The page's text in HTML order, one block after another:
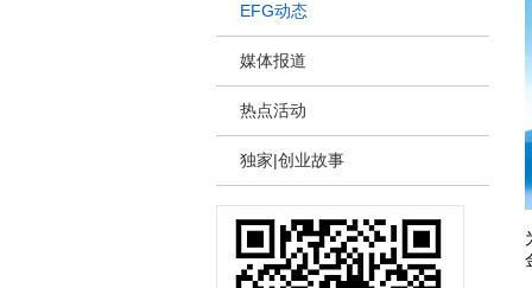
EFG动态
媒体报道
热点活动
独家|创业故事